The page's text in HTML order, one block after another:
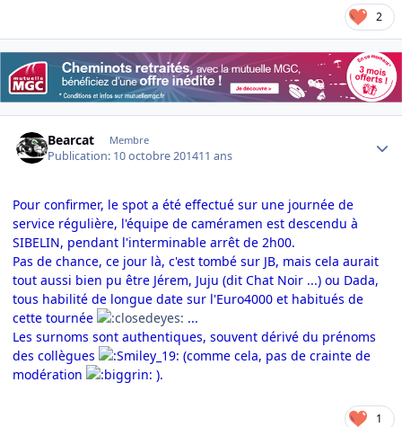
2
Bearcat Membre
Publication: 10 octobre 201411 ans
Pour confirmer, le spot a été effectué sur une journée de
service régulière, l'équipe de caméramen est descendu à
SIBELIN, pendant l'interminable arrêt de 2h00.
Pas de chance, ce jour là, c'est tombé sur JB, mais cela aurait
tout aussi bien pu être Jérem, Juju (dit Chat Noir ...) ou Dada,
tous habilité de longue date sur l'Euro4000 et habitués de
cette tournée
...
Les surnoms sont authentiques, souvent dérivé du prénoms
des collègues
(comme cela, pas de crainte de
modération
).
1